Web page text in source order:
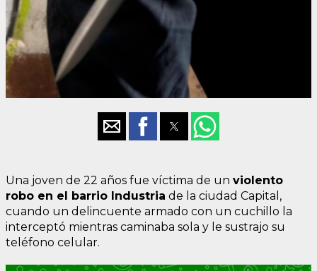
Una joven de 22 años fue víctima de un violento
robo en el barrio Industria de la ciudad Capital,
cuando un delincuente armado con un cuchillo la
interceptó mientras caminaba sola y le sustrajo su
teléfono celular.